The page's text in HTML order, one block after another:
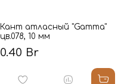
Кант атласный "Gamma"
цв.078, 10 мм
0.40 Br